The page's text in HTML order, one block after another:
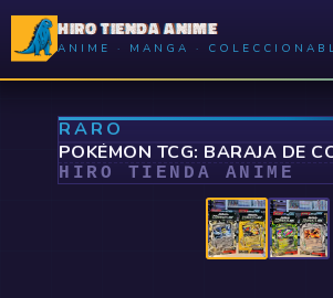
HIRO TIENDA ANIME
ANIME · MANGA ·
RARO
POKÉMON TCG: BARAJA DE
HIRO TIENDA ANIME